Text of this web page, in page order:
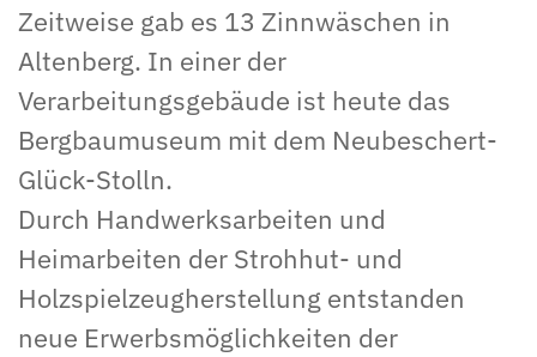
Zeitweise gab es 13 Zinnwäschen in
Altenberg. In einer der
Verarbeitungsgebäude ist heute das
Bergbaumuseum mit dem Neubeschert-
Glück-Stolln.
Durch Handwerksarbeiten und
Heimarbeiten der Strohhut- und
Holzspielzeugherstellung entstanden
neue Erwerbsmöglichkeiten der